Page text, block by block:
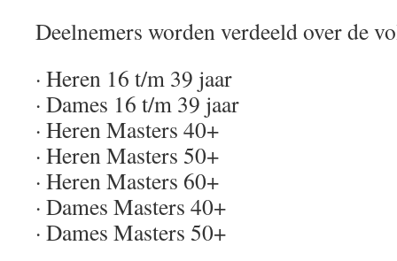
Deelnemers worden verdeeld over de
· Heren 16 t/m 39 jaar
· Dames 16 t/m 39 jaar
· Heren Masters 40+
· Heren Masters 50+
· Heren Masters 60+
· Dames Masters 40+
· Dames Masters 50+